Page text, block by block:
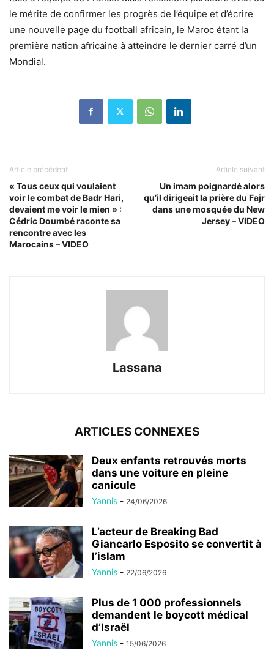
le mérite de confirmer les progrès de l’équipe et d’écrire
une nouvelle page du football africain, le Maroc étant la
première nation africaine à atteindre le dernier carré d’un
Mondial.
Article précédent
« Tous ceux qui voulaient
voir le combat de Badr Hari,
devaient me voir le mien » :
Cédric Doumbé raconte sa
rencontre avec les
Marocains – VIDEO
Article suivant
Un imam poignardé alors
qu’il dirigeait la prière du Fajr
dans une mosquée du New
Jersey – VIDEO
Lassana
ARTICLES CONNEXES
Deux enfants retrouvés morts
dans une voiture en pleine
canicule
Yannis - 24/06/2026
L’acteur de Breaking Bad
Giancarlo Esposito se convertit à
l’islam
Yannis - 22/06/2026
Plus de 1 000 professionnels
demandent le boycott médical
d’Israël
Yannis - 15/06/2026